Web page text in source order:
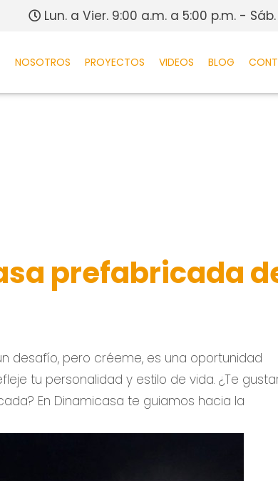
Lun. a Vier. 9:00 a.m. a 5:00 p.m. -
NOSOTROS PROYECTOS VIDEOS BLOG
prefabricada
desafío, pero créeme, es una oportunidad
tu personalidad y estilo de vida. ¿Te
En Dinamicasa te guiamos hacia la